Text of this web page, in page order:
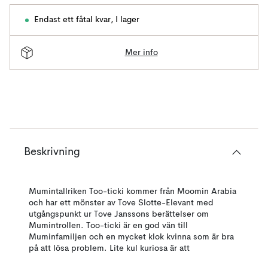
Endast ett fåtal kvar, I lager
Mer info
Beskrivning
Mumintallriken Too-ticki kommer från Moomin Arabia
och har ett mönster av Tove Slotte-Elevant med
utgångspunkt ur Tove Janssons berättelser om
Mumintrollen. Too-ticki är en god vän till
Muminfamiljen och en mycket klok kvinna som är bra
på att lösa problem. Lite kul kuriosa är att